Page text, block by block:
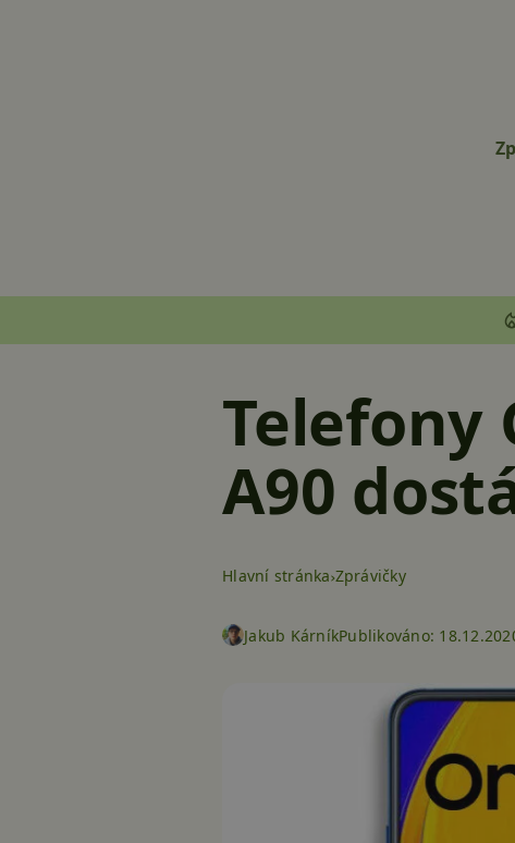
Telefony
A90
Hlavní stránka Zprávičky
Jakub KárníkPublikováno: